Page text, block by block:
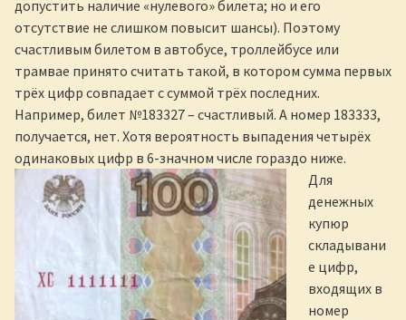
допустить наличие «нулевого» билета; но и его
отсутствие не слишком повысит шансы). Поэтому
счастливым билетом в автобусе, троллейбусе или
трамвае принято считать такой, в котором сумма первых
трёх цифр совпадает с суммой трёх последних.
Например, билет №183327 – счастливый. А номер 183333,
получается, нет. Хотя вероятность выпадения четырёх
одинаковых цифр в 6-значном числе гораздо ниже.
Для
денежных
купюр
складывани
е цифр,
входящих в
номер